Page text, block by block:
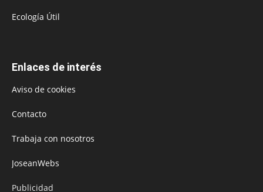
Ecología Útil
Enlaces de interés
Aviso de cookies
Contacto
Trabaja con nosotros
JoseanWebs
Publicidad